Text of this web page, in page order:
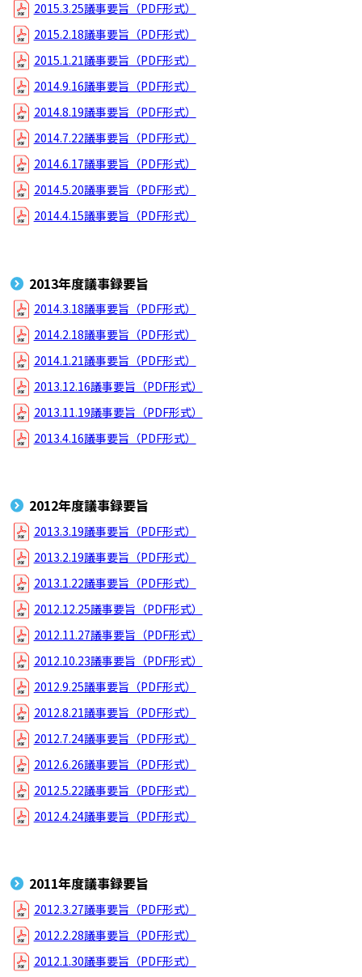
2015.3.25議事要旨（PDF形式）
2015.2.18議事要旨（PDF形式）
2015.1.21議事要旨（PDF形式）
2014.9.16議事要旨（PDF形式）
2014.8.19議事要旨（PDF形式）
2014.7.22議事要旨（PDF形式）
2014.6.17議事要旨（PDF形式）
2014.5.20議事要旨（PDF形式）
2014.4.15議事要旨（PDF形式）
2013年度議事録要旨
2014.3.18議事要旨（PDF形式）
2014.2.18議事要旨（PDF形式）
2014.1.21議事要旨（PDF形式）
2013.12.16議事要旨（PDF形式）
2013.11.19議事要旨（PDF形式）
2013.4.16議事要旨（PDF形式）
2012年度議事録要旨
2013.3.19議事要旨（PDF形式）
2013.2.19議事要旨（PDF形式）
2013.1.22議事要旨（PDF形式）
2012.12.25議事要旨（PDF形式）
2012.11.27議事要旨（PDF形式）
2012.10.23議事要旨（PDF形式）
2012.9.25議事要旨（PDF形式）
2012.8.21議事要旨（PDF形式）
2012.7.24議事要旨（PDF形式）
2012.6.26議事要旨（PDF形式）
2012.5.22議事要旨（PDF形式）
2012.4.24議事要旨（PDF形式）
2011年度議事録要旨
2012.3.27議事要旨（PDF形式）
2012.2.28議事要旨（PDF形式）
2012.1.30議事要旨（PDF形式）